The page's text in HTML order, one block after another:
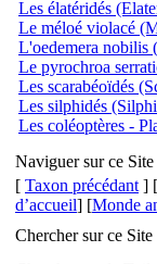
Les élatéridés
Le méloé violacé
L'oedemera nobilis
Le pyrochroa
Les scarabéoïdés
Les silphidés
Les coléoptères -
Naviguer sur ce Site
[ Taxon précédant ] [
d’accueil] [Monde
Chercher sur ce Site